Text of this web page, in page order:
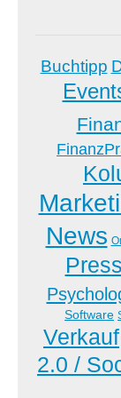
Buchtipp
News
Software
Verkauf
2.0 /